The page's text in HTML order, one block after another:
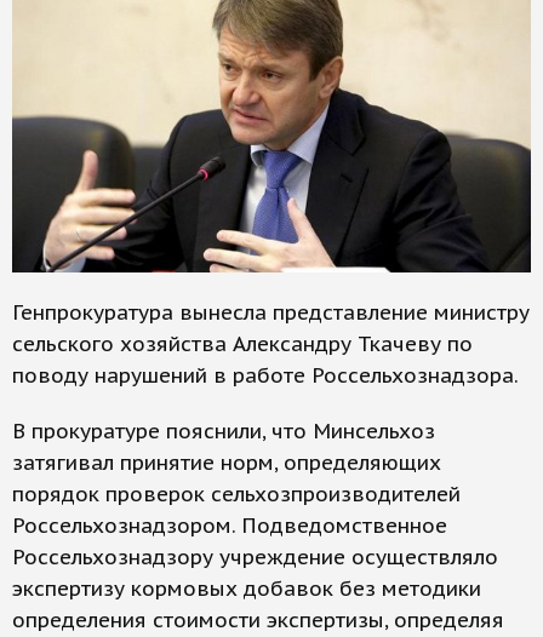
Генпрокуратура вынесла представление министру
сельского хозяйства Александру Ткачеву по
поводу нарушений в работе Россельхознадзора.
В прокуратуре пояснили, что Минсельхоз
затягивал принятие норм, определяющих
порядок проверок сельхозпроизводителей
Россельхознадзором. Подведомственное
Россельхознадзору учреждение осуществляло
экспертизу кормовых добавок без методики
определения стоимости экспертизы, определяя